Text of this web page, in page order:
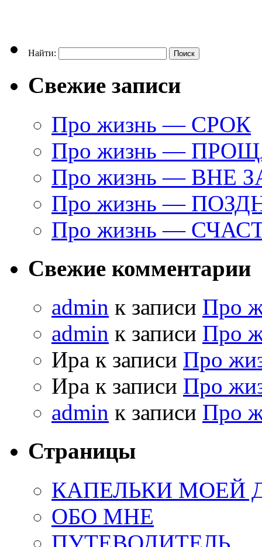
Найти:
Свежие записи
Про жизнь — СРОК
Про жизнь —
Про жизнь — ВНЕ
Про жизнь —
Про жизнь —
Свежие комментарии
admin к записи Про
admin к записи Про
Ира к записи Про
Ира к записи Про
admin к записи Про
Страницы
КАПЕЛЬКИ МОЕЙ
ОБО МНЕ